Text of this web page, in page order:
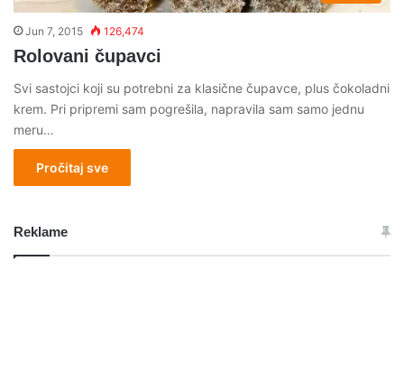
Jun 7, 2015 126,474
Rolovani čupavci
Svi sastojci koji su potrebni za klasične čupavce, plus čokoladni
krem. Pri pripremi sam pogrešila, napravila sam samo jednu
meru…
Pročitaj sve
Reklame